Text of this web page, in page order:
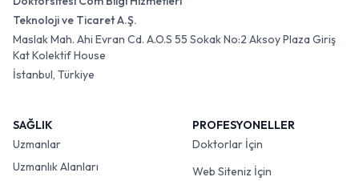
Teknoloji ve Ticaret A.Ş.
Maslak Mah. Ahi Evran Cd. A.O.S 55 Sokak No:2 Aksoy Plaza Giriş
Kat Kolektif House
İstanbul, Türkiye
SAĞLIK
Uzmanlar
Uzmanlık Alanları
PROFESYONELLER
Doktorlar İçin
Web Siteniz İçin